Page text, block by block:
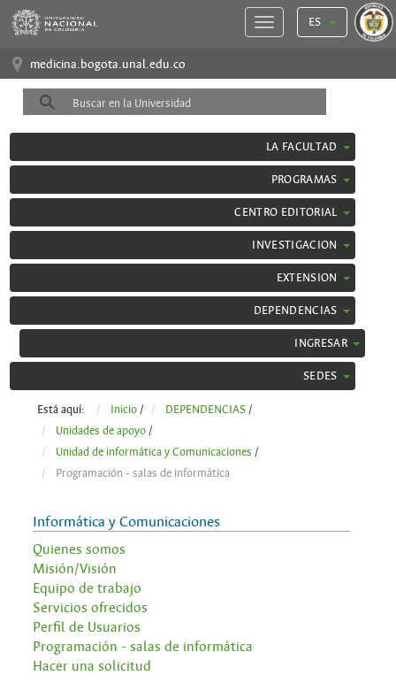
ES
medicina.bogota.unal.edu.co
LA FACULTAD
PROGRAMAS
CENTRO EDITORIAL
INVESTIGACION
EXTENSION
DEPENDENCIAS
INGRESAR
SEDES
Está aquí: Inicio / DEPENDENCIAS /
Unidades de apoyo /
Unidad de informática y Comunicaciones /
Programación - salas de informática
Informática y Comunicaciones
Quienes somos
Misión/Visión
Equipo de trabajo
Servicios ofrecidos
Perfil de Usuarios
Programación - salas de informática
Hacer una solicitud